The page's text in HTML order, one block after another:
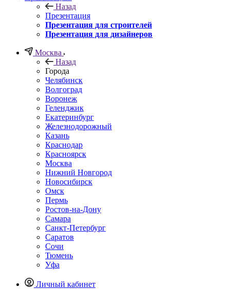
Назад
Презентация
Презентация для строителей
Презентация для дизайнеров
Москва
Назад
Города
Челябинск
Волгоград
Воронеж
Геленджик
Екатеринбург
Железнодорожный
Казань
Краснодар
Красноярск
Москва
Нижний Новгород
Новосибирск
Омск
Пермь
Ростов-на-Дону
Самара
Санкт-Петербург
Саратов
Сочи
Тюмень
Уфа
Личный кабинет